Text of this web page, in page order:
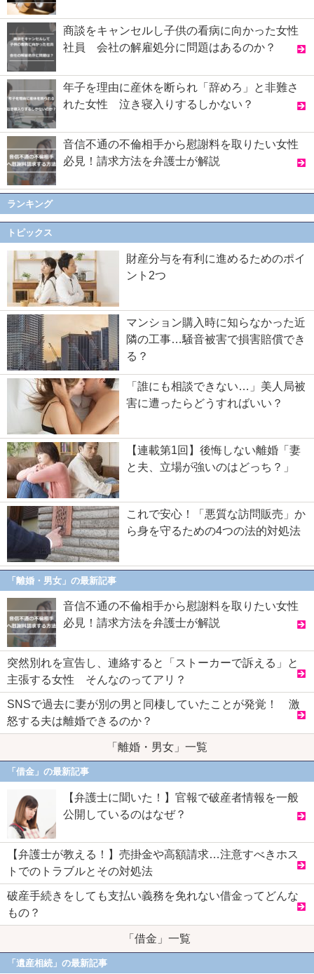
商談をキャンセルし子供の看病に向かった女性
社員 会社の解雇処分に問題はあるのか？
年子を理由に産休を断られ「辞めろ」と非難さ
れた女性 泣き寝入りするしかない？
音信不通の不倫相手から慰謝料を取りたい女性
必見！請求方法を弁護士が解説
ランキング
トピックス
財産分与を有利に進めるためのポイ
ント2つ
マンション購入時に知らなかった近
隣の工事…騒音被害で損害賠償でき
る？
「誰にも相談できない…」美人局被
害に遭ったらどうすればいい？
【連載第1回】後悔しない離婚「妻
と夫、立場が強いのはどっち？」
これで安心！「悪質な訪問販売」か
ら身を守るための4つの法的対処法
「離婚・男女」の最新記事
音信不通の不倫相手から慰謝料を取りたい女性
必見！請求方法を弁護士が解説
突然別れを宣告し、連絡すると「ストーカーで訴える」と
主張する女性 そんなのってアリ？
SNSで過去に妻が別の男と同棲していたことが発覚！ 激
怒する夫は離婚できるのか？
「離婚・男女」一覧
「借金」の最新記事
【弁護士に聞いた！】官報で破産者情報を一般
公開しているのはなぜ？
【弁護士が教える！】売掛金や高額請求…注意すべきホス
トでのトラブルとその対処法
破産手続きをしても支払い義務を免れない借金ってどんな
もの？
「借金」一覧
「遺産相続」の最新記事